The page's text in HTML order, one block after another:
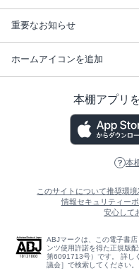
重要なお知らせ
ホームアイコンを追加
本棚アプリ
本
このサイトについて推奨環境
情報セキュリティー
安心して
ABJマークは、この電子書
ンツ使用許諾を得た正規版
第6091713号）です。 詳し
議会］で検索してください。